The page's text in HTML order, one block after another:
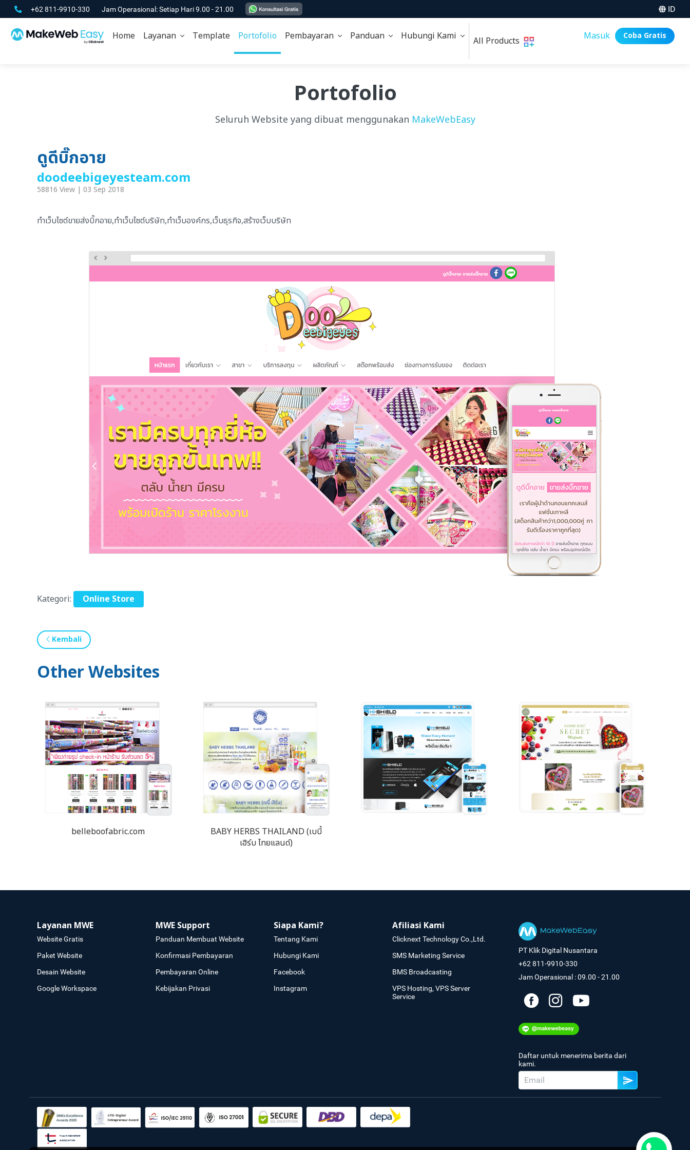
+62 811-9910-330 Jam Operasional: Setiap Hari 9.00 - 21.00 ID
Home Layanan Template Portofolio Pembayaran Panduan Hubungi Kami All Products Masuk Coba Gratis
Portofolio
Seluruh Website yang dibuat menggunakan MakeWebEasy
ดูดีบิ๊กอาย
doodeebigeyesteam.com
58816 View | 03 Sep 2018
ทำเว็บไซต์ขายส่งบิ๊กอาย,ทำเว็บไซต์บริษัท,ทำเว็บองค์กร,เว็บธุรกิจ,สร้างเว็บบริษัท
Kategori: Online Store
Kembali
Other Websites
belleboofabric.com
BABY HERBS THAILAND (เบบี้
เฮิร์บ ไทยแลนด์)
Layanan MWE
Website Gratis
Paket Website
Desain Website
Google Workspace
MWE Support
Panduan Membuat Website
Konfirmasi Pembayaran
Pembayaran Online
Kebijakan Privasi
Siapa Kami?
Tentang Kami
Hubungi Kami
Facebook
Instagram
Afiliasi Kami
Clicknext Technology Co.,Ltd.
SMS Marketing Service
BMS Broadcasting
VPS Hosting, VPS Server
Service
PT Klik Digital Nusantara
+62 811-9910-330
Jam Operasional : 09.00 - 21.00
Daftar untuk menerima berita dari
kami.